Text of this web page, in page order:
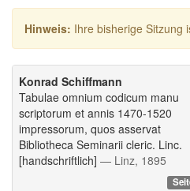
Hinweis: Ihre bisherige Sitzung
Konrad Schiffmann
Tabulae omnium codicum manu
scriptorum et annis 1470-1520
impressorum, quos asservat
Bibliotheca Seminarii cleric. Linc.
[handschriftlich] — Linz, 1895